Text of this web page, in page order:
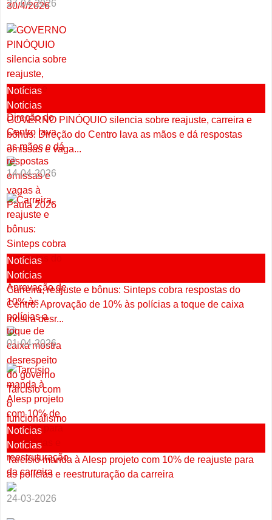
27-04-2026
Notícias
Notícias
GOVERNO PINÓQUIO silencia sobre reajuste, carreira e
bônus. Direção do Centro lava as mãos e dá respostas
omissas e vaga...
14-04-2026
Notícias
Notícias
Carreira, reajuste e bônus: Sinteps cobra respostas do
Centro. Aprovação de 10% às polícias a toque de caixa
mostra desr...
01-04-2026
Notícias
Notícias
Tarcísio manda à Alesp projeto com 10% de reajuste para
as polícias e reestruturação da carreira
24-03-2026